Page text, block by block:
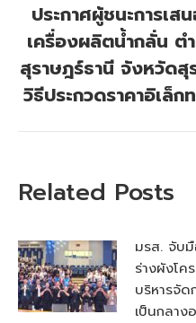
ประกาศผู้ชนะการเส
เครื่องผลิตน้ำกลั่น ต
สุราษฎร์ธานี จังหวัดสุ
วิธีประกวดราคาอิเ
Related Posts
มรส. จับ
ร่างผังโค
บริหารจั
เป็นกลาง